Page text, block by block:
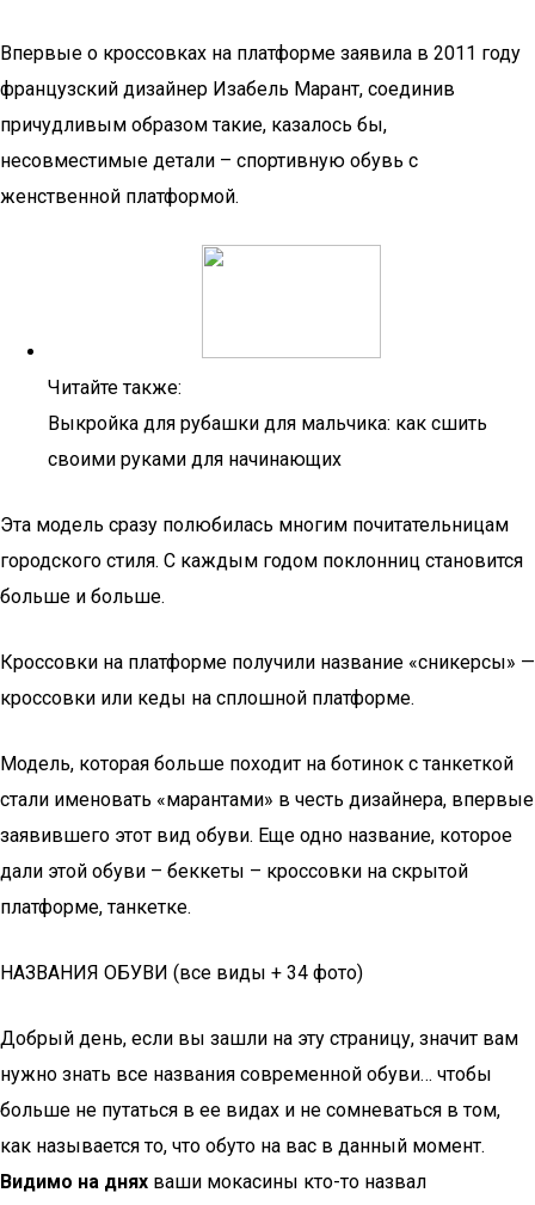
Впервые о кроссовках на платформе заявила в 2011 году
французский дизайнер Изабель Марант, соединив
причудливым образом такие, казалось бы,
несовместимые детали – спортивную обувь с
женственной платформой.
Читайте также:
Выкройка для рубашки для мальчика: как сшить
своими руками для начинающих
Эта модель сразу полюбилась многим почитательницам
городского стиля. С каждым годом поклонниц становится
больше и больше.
Кроссовки на платформе получили название «сникерсы» —
кроссовки или кеды на сплошной платформе.
Модель, которая больше походит на ботинок с танкеткой
стали именовать «марантами» в честь дизайнера, впервые
заявившего этот вид обуви. Еще одно название, которое
дали этой обуви – беккеты – кроссовки на скрытой
платформе, танкетке.
НАЗВАНИЯ ОБУВИ (все виды + 34 фото)
Добрый день, если вы зашли на эту страницу, значит вам
нужно знать все названия современной обуви… чтобы
больше не путаться в ее видах и не сомневаться в том,
как называется то, что обуто на вас в данный момент.
Видимо на днях ваши мокасины кто-то назвал